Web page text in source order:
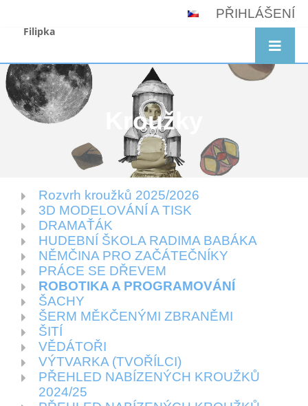
PŘIHLÁŠENÍ
Filipka
Kroužky
Kroužky
Rozvrh kroužků 2025/2026
3D MODELOVÁNÍ A TISK
DRAMAŤÁK
HUDEBNÍ ŠKOLA RADIMA BABÁKA
NĚMČINA PRO ZAČÁTEČNÍKY
PRÁCE SE DŘEVEM
ROBOTIKA A PROGRAMOVÁNÍ
ŠACHY
ŠERM MĚKČENÝMI ZBRANĚMI
ŠITÍ
VĚDÁTOŘI
VÝTVARKA (TVOŘÍLCI)
PŘEHLED NABÍZENÝCH KROUŽKŮ
2024/25